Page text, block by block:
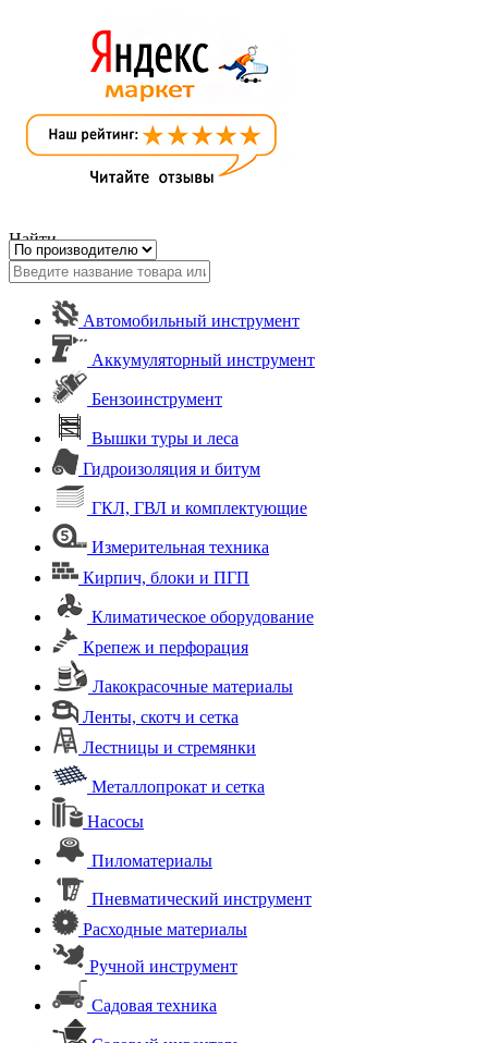
Найти
Автомобильный инструмент
Аккумуляторный инструмент
Бензоинструмент
Вышки туры и леса
Гидроизоляция и битум
ГКЛ, ГВЛ и комплектующие
Измерительная техника
Кирпич, блоки и ПГП
Климатическое оборудование
Крепеж и перфорация
Лакокрасочные материалы
Ленты, скотч и сетка
Лестницы и стремянки
Металлопрокат и сетка
Насосы
Пиломатериалы
Пневматический инструмент
Расходные материалы
Ручной инструмент
Садовая техника